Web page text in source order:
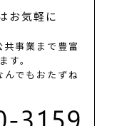
お気軽に
事業まで豊富
す。
でもおたずね